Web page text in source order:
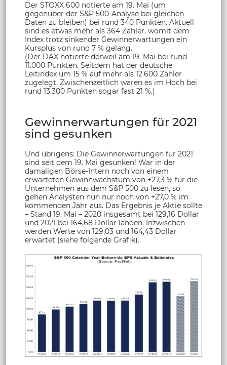
Der STOXX 600 notierte am 19. Mai (um
gegenüber der S&P 500-Analyse bei gleichen
Daten zu bleiben) bei rund 340 Punkten. Aktuell
sind es etwas mehr als 364 Zähler, womit dem
Index trotz sinkender Gewinnerwartungen ein
Kursplus von rund 7 % gelang.
(Der DAX notierte derweil am 19. Mai bei rund
11.000 Punkten. Seitdem hat der deutsche
Leitindex um 15 % auf mehr als 12.600 Zähler
zugelegt. Zwischenzeitlich waren es im Hoch bei
rund 13.300 Punkten sogar fast 21 %.)
Gewinnerwartungen für 2021
sind gesunken
Und übrigens: Die Gewinnerwartungen für 2021
sind seit dem 19. Mai gesunken! War in der
damaligen Börse-Intern noch von einem
erwarteten Gewinnwachstum von +27,3 % für die
Unternehmen aus dem S&P 500 zu lesen, so
gehen Analysten nun nur noch von +27,0 % im
kommenden Jahr aus. Das Ergebnis je Aktie sollte
– Stand 19. Mai – 2020 insgesamt bei 129,16 Dollar
und 2021 bei 164,68 Dollar landen. Inzwischen
werden Werte von 129,03 und 164,43 Dollar
erwartet (siehe folgende Grafik).